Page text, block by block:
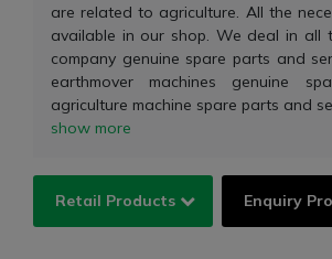
are related to agriculture. All the
available in our shop. We deal in all
company genuine spare parts and
earthmover machines genuine
agriculture machine spare parts and
show more
Retail Products Enquiry